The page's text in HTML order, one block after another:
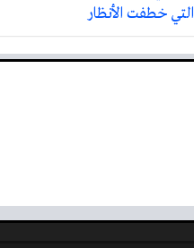
التي خطفت الأنظار